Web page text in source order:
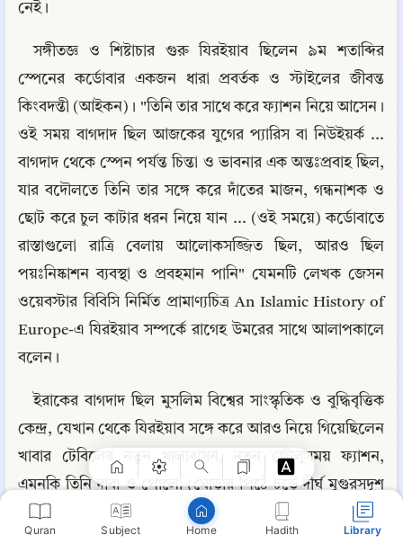
Quran Subject Home Hadith Library
নেই।
সঙ্গীতজ্ঞ ও শিষ্টাচার গুরু যিরইয়াব ছিলেন ৯ম শতাব্দির
স্পেনের কর্ডোবার একজন ধারা প্রবর্তক ও স্টাইলের জীবন্ত
কিংবদন্তী (আইকন)। "তিনি তার সাথে করে ফ্যাশন নিয়ে আসেন।
ওই সময় বাগদাদ ছিল আজকের যুগের প্যারিস বা নিউইয়র্ক ...
বাগদাদ থেকে স্পেন পর্যন্ত চিন্তা ও ভাবনার এক অন্তঃপ্রবাহ ছিল,
যার বদৌলতে তিনি তার সঙ্গে করে দাঁতের মাজন, গন্ধনাশক ও
ছোট করে চুল কাটার ধরন নিয়ে যান ... (ওই সময়ে) কর্ডোবাতে
রাস্তাগুলো রাত্রি বেলায় আলোকসজ্জিত ছিল, আরও ছিল
পয়ঃনিষ্কাশন ব্যবস্থা ও প্রবহমান পানি" যেমনটি লেখক জেসন
ওয়েবস্টার বিবিসি নির্মিত প্রামাণ্যচিত্র An Islamic History of
Europe-এ যিরইয়াব সম্পর্কে রাগেহ উমরের সাথে আলাপকালে
বলেন।
ইরাকের বাগদাদ ছিল মুসলিম বিশ্বের সাংস্কৃতিক ও বুদ্ধিবৃত্তিক
কেন্দ্র, যেখান থেকে যিরইয়াব সঙ্গে করে আরও নিয়ে গিয়েছিলেন
খাবার টেবিলের নতুন থালাবাসন, নতুন জৌলুসময় ফ্যাশন,
এমনকি তিনি দাবা ও পোলো (ঘোড়ার পিঠে চড়ে দীর্ঘ মুগুরসদৃশ
লাঠিযোগে বল খেলা) পর্যন্ত সাথে করে নিয়ে যান। তিনি ছিলেন
মার্জিত রুচির একজন খ্যাতিমান সারগ্রাহী ব্যক্তি যিনি নানা চিন্তা ও